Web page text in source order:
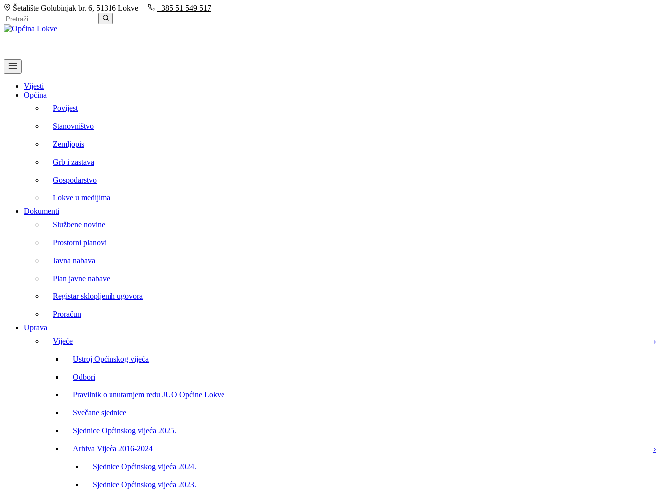
Šetalište Golubinjak br. 6, 51316 Lokve | +385 51 549 517
Vijesti
Općina
Povijest
Stanovništvo
Zemljopis
Grb i zastava
Gospodarstvo
Lokve u medijima
Dokumenti
Službene novine
Prostorni planovi
Javna nabava
Plan javne nabave
Registar sklopljenih ugovora
Proračun
Uprava
Vijeće
Ustroj Općinskog vijeća
Odbori
Pravilnik o unutarnjem redu JUO Općine Lokve
Svečane sjednice
Sjednice Općinskog vijeća 2025.
Arhiva Vijeća 2016-2024
Sjednice Općinskog vijeća 2024.
Sjednice Općinskog vijeća 2023.